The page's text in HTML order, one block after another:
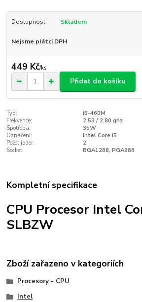
Dostupnost Skladem
Nejsme plátci DPH
449 Kč/ks
Přidat do košíku
Typ:
i5-460M
Frekvence:
2.53 / 2.80 ghz
Spotřeba:
35W
Označení:
Intel Core i5
Počet jader:
2
Socket:
BGA1288, PGA988
Kompletní specifikace
CPU Procesor Intel
SLBZW
Zboží zařazeno v kategoriích
Procesory - CPU
Intel